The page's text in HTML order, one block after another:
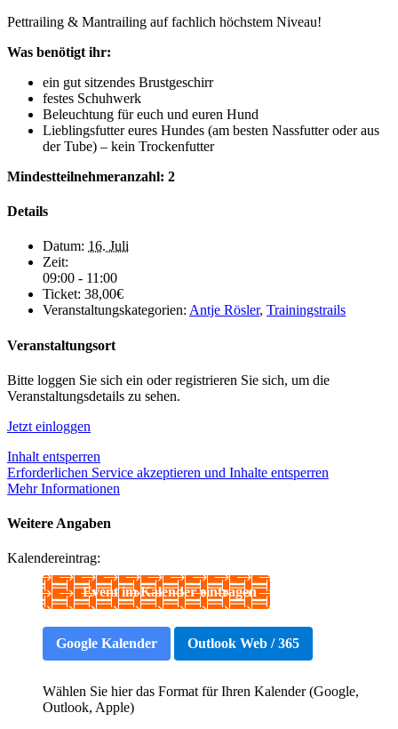
Pettrailing & Mantrailing auf fachlich höchstem Niveau!
Was benötigt ihr:
ein gut sitzendes Brustgeschirr
festes Schuhwerk
Beleuchtung für euch und euren Hund
Lieblingsfutter eures Hundes (am besten Nassfutter oder aus
der Tube) – kein Trockenfutter
Mindestteilnehmeranzahl: 2
Details
Datum: 16. Juli
Zeit:
09:00 - 11:00
Ticket: 38,00€
Veranstaltungskategorien: Antje Rösler, Trainingstrails
Veranstaltungsort
Bitte loggen Sie sich ein oder registrieren Sie sich, um die
Veranstaltungsdetails zu sehen.
Jetzt einloggen
Inhalt entsperren
Erforderlichen Service akzeptieren und Inhalte entsperren
Mehr Informationen
Weitere Angaben
Kalendereintrag:
Event im Kalender eintragen
Google Kalender Outlook Web / 365
Wählen Sie hier das Format für Ihren Kalender (Google,
Outlook, Apple)